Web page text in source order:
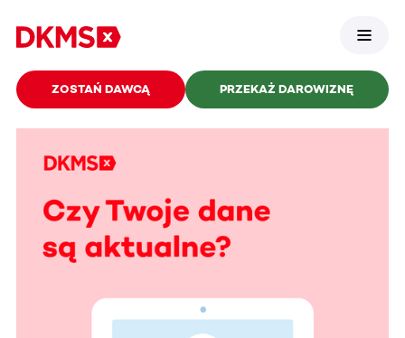
ZOSTAŃ DAWCĄ PRZEKAŻ DAROWIZNĘ